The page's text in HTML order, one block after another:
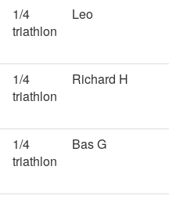
1/4
triathlon
Leo
1/4
triathlon
Richard H
1/4
triathlon
Bas G